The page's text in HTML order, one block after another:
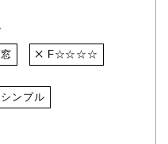
F☆☆☆☆
シンプル